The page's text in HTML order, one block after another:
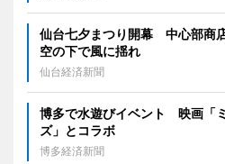
仙台七夕まつり開幕 中心部商
空の下で風に揺れ
仙台経済新聞
博多で水遊びイベント 映画「
ズ」とコラボ
博多経済新聞